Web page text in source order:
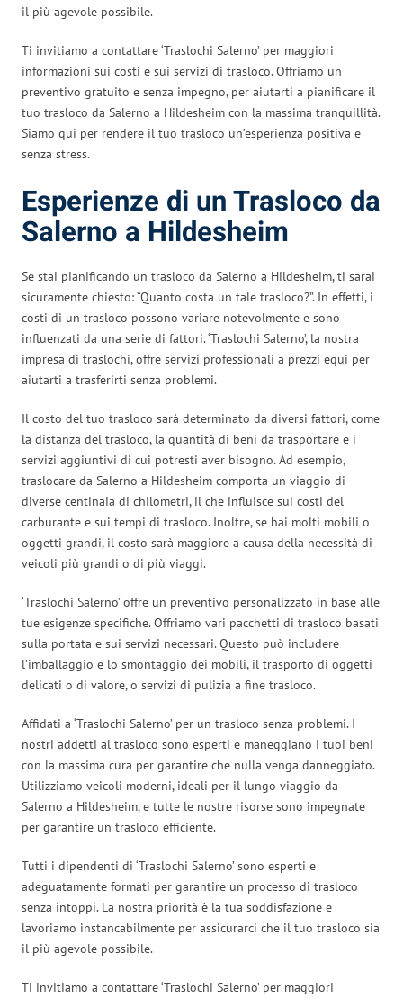
il più agevole possibile.
Ti invitiamo a contattare ‘Traslochi Salerno’ per maggiori
informazioni sui costi e sui servizi di trasloco. Offriamo un
preventivo gratuito e senza impegno, per aiutarti a pianificare il
tuo trasloco da Salerno a Hildesheim con la massima tranquillità.
Siamo qui per rendere il tuo trasloco un’esperienza positiva e
senza stress.
Esperienze di un Trasloco da
Salerno a Hildesheim
Se stai pianificando un trasloco da Salerno a Hildesheim, ti sarai
sicuramente chiesto: “Quanto costa un tale trasloco?”. In effetti, i
costi di un trasloco possono variare notevolmente e sono
influenzati da una serie di fattori. ‘Traslochi Salerno’, la nostra
impresa di traslochi, offre servizi professionali a prezzi equi per
aiutarti a trasferirti senza problemi.
Il costo del tuo trasloco sarà determinato da diversi fattori, come
la distanza del trasloco, la quantità di beni da trasportare e i
servizi aggiuntivi di cui potresti aver bisogno. Ad esempio,
traslocare da Salerno a Hildesheim comporta un viaggio di
diverse centinaia di chilometri, il che influisce sui costi del
carburante e sui tempi di trasloco. Inoltre, se hai molti mobili o
oggetti grandi, il costo sarà maggiore a causa della necessità di
veicoli più grandi o di più viaggi.
‘Traslochi Salerno’ offre un preventivo personalizzato in base alle
tue esigenze specifiche. Offriamo vari pacchetti di trasloco basati
sulla portata e sui servizi necessari. Questo può includere
l’imballaggio e lo smontaggio dei mobili, il trasporto di oggetti
delicati o di valore, o servizi di pulizia a fine trasloco.
Affidati a ‘Traslochi Salerno’ per un trasloco senza problemi. I
nostri addetti al trasloco sono esperti e maneggiano i tuoi beni
con la massima cura per garantire che nulla venga danneggiato.
Utilizziamo veicoli moderni, ideali per il lungo viaggio da
Salerno a Hildesheim, e tutte le nostre risorse sono impegnate
per garantire un trasloco efficiente.
Tutti i dipendenti di ‘Traslochi Salerno’ sono esperti e
adeguatamente formati per garantire un processo di trasloco
senza intoppi. La nostra priorità è la tua soddisfazione e
lavoriamo instancabilmente per assicurarci che il tuo trasloco sia
il più agevole possibile.
Ti invitiamo a contattare ‘Traslochi Salerno’ per maggiori